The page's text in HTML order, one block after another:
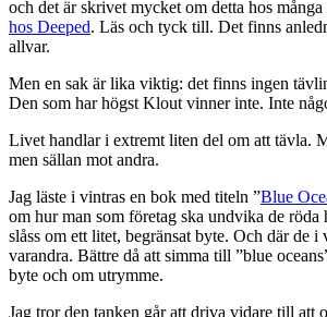
och det är skrivet mycket om detta hos många
hos Deeped. Läs och tyck till. Det finns
allvar.
Men en sak är lika viktig: det finns ingen
Den som har högst Klout vinner inte. Inte
Livet handlar i extremt liten del om att tävla.
men sällan mot andra.
Jag läste i vintras en bok med titeln ”Blue
om hur man som företag ska undvika de röda
slåss om ett litet, begränsat byte. Och där de i
varandra. Bättre då att simma till ”blue
byte och om utrymme.
Jag tror den tanken går att driva vidare till att